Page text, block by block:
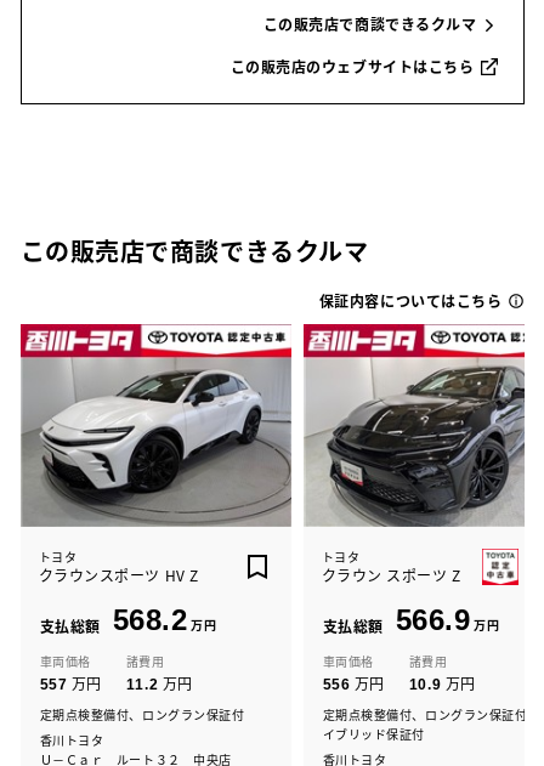
この販売店で商談できるクルマ
この販売店のウェブサイトはこちら
この販売店で商談できるクルマ
保証内容についてはこちら
トヨタ
クラウンスポーツ HV Z
支払総額 568.2 万円
車両価格
557 万円
諸費用
11.2 万円
定期点検整備付、ロングラン保証付
香川トヨタ
Ｕ－Ｃａｒ ルート３２ 中央店
トヨタ
クラウン スポーツ Z
支払総額 566.9 万円
車両価格
556 万円
諸費用
10.9 万円
定期点検整備付、ロングラン保証付、
イブリッド保証付
香川トヨタ